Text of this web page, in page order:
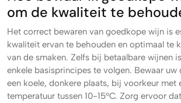
om de kwaliteit te
Het correct bewaren van goedkope wijn is
kwaliteit ervan te behouden en optimaal te
van de smaken. Zelfs bij betaalbare wijnen
enkele basisprincipes te volgen. Bewaar
een koele, donkere plaats, bij voorkeur met
temperatuur tussen 10-15°C. Zorg ervoor